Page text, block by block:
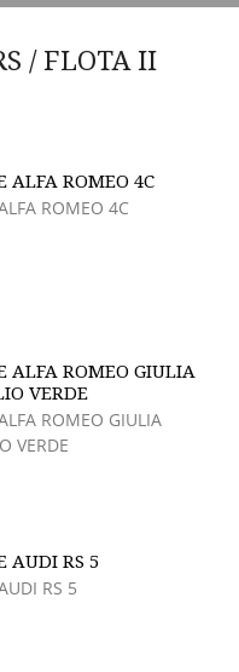
/ FLOTA II
ALFA ROMEO 4C
ROMEO 4C
ALFA ROMEO GIULIA
VERDE
ROMEO GIULIA
VERDE
AUDI RS 5
RS 5